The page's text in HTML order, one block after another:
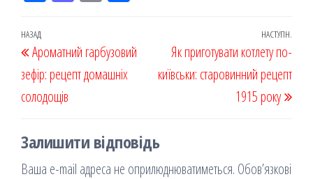
k on ис
Навігація
записів
Попередній
запис
НАЗАД
Ароматний гарбузовий
зефір: рецепт домашніх
солодощів
НАСТУПН.
Як приготувати котлету по-
київськи: старовинний рецепт
1915 року
Залишити відповідь
Ваша e-mail адреса не оприлюднюватиметься. Обов’язкові